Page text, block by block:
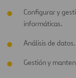
Configurar y
informáticas.
Análisis de datos.
Gestión y